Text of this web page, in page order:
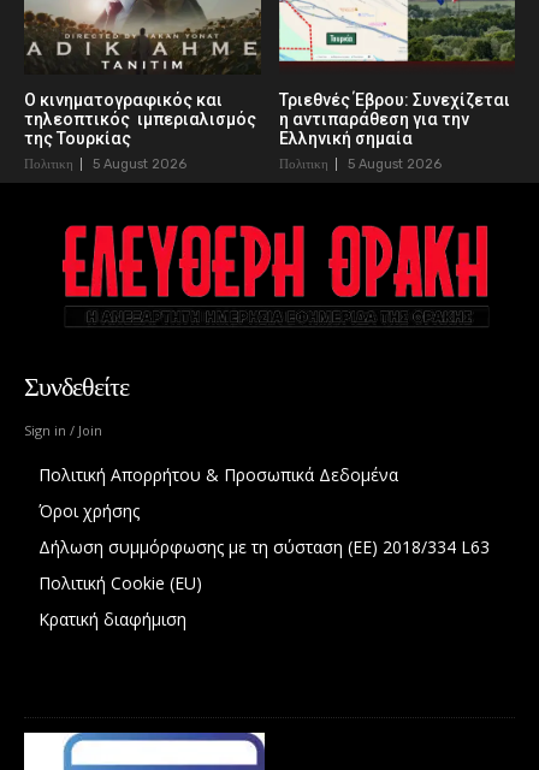
Ο κινηματογραφικός και
τηλεοπτικός ιμπεριαλισμός
της Τουρκίας
Πολιτικη 5 August 2026
Τριεθνές Έβρου: Συνεχίζεται
η αντιπαράθεση για την
Ελληνική σημαία
Πολιτικη 5 August 2026
Συνδεθείτε
Sign in / Join
Πολιτική Απορρήτου & Προσωπικά Δεδομένα
Όροι χρήσης
Δήλωση συμμόρφωσης με τη σύσταση (ΕΕ) 2018/334 L63
Πολιτική Cookie (EU)
Κρατική διαφήμιση